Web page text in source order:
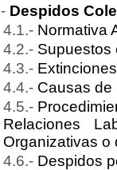
Despidos
Normativa
Supuestos
Causas de
Relaciones
Organizativas o
Despidos